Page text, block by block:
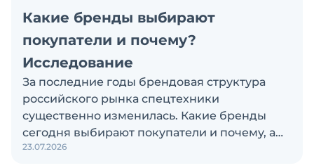
Какие бренды выбирают
покупатели и почему?
Исследование
За последние годы брендовая структура
российского рынка спецтехники
существенно изменилась. Какие бренды
сегодня выбирают покупатели и почему, а
также кого считают лидерами рынка?
23.07.2026